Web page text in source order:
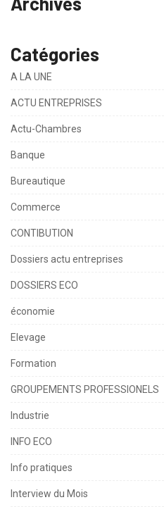
Catégories
A LA UNE
ACTU ENTREPRISES
Actu-Chambres
Banque
Bureautique
Commerce
CONTIBUTION
Dossiers actu entreprises
DOSSIERS ECO
économie
Elevage
Formation
GROUPEMENTS PROFESSIONELS
Industrie
INFO ECO
Info pratiques
Interview du Mois